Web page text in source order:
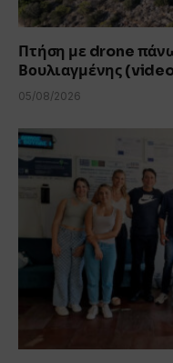
Πτήση με drone
Βουλιαγμένης
05/08/2026